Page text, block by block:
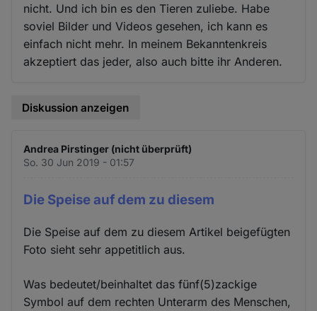
nicht. Und ich bin es den Tieren zuliebe. Habe
soviel Bilder und Videos gesehen, ich kann es
einfach nicht mehr. In meinem Bekanntenkreis
akzeptiert das jeder, also auch bitte ihr Anderen.
Diskussion anzeigen
Andrea Pirstinger (nicht überprüft)
So. 30 Jun 2019 - 01:57
Die Speise auf dem zu diesem
Die Speise auf dem zu diesem Artikel beigefügten
Foto sieht sehr appetitlich aus.
Was bedeutet/beinhaltet das fünf(5)zackige
Symbol auf dem rechten Unterarm des Menschen,